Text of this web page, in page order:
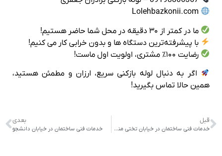
ما در کمتر از ۳۰ دقیقه در محل شما حاضر هستیم!
با پیشرفته‌ترین دستگاه‌ ها و بدون خرابی کار می‌ کنیم!
رضایت ۱۰۰٪ مشتری، اولویت اول ماست!
اگر به‌ دنبال لوله بازکنی سریع، ارزان و مطمئن هستید،
همین حالا تماس بگیرید!
قبل
خدمات فنی ساختمان در خیابان تختی منطقه یک تهران
بعدی
خدمات فنی ساختمان در خیابان دانشجو